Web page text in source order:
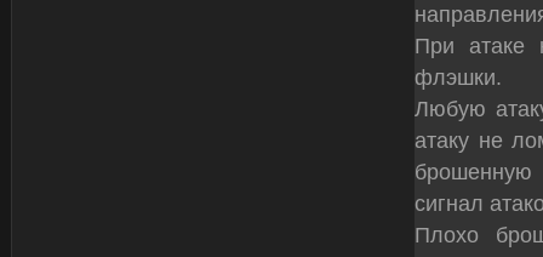
При атаке
флэшки.
Любую
атаку не
брошенную
сигнал
Плохо